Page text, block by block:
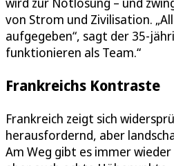
von Strom und Zivilisation.
aufgegeben“, sagt der 35-
funktionieren als Team.“
Frankreichs Kontraste
Frankreich zeigt sich
herausfordernd, aber
Am Weg gibt es immer